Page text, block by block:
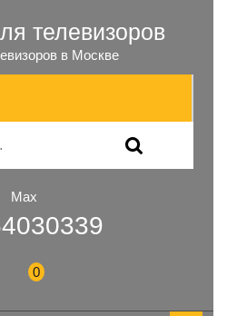
телевизоров
в Москве
Max
0